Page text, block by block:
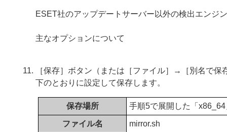
ESET社のアップデートサーバー以外の検出エンジ
主なオプションについて
［保存］ボタン（または［ファイル］→［別名で
下のとおりに設定して保存します。
保存場所 手順5で展開した「
ファイル名 mirror.sh